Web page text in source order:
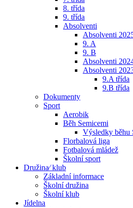
8. třída
9. třída
Absolventi
Absolventi
9. A
9. B
Absolventi
Absolventi
9.A třída
9.B třída
Dokumenty
Sport
Aerobik
Běh Semicemi
Výsledky běhu
Florbalová liga
Fotbalová mládež
Školní sport
Družina⁄ klub
Základní informace
Školní družina
Školní klub
Jídelna